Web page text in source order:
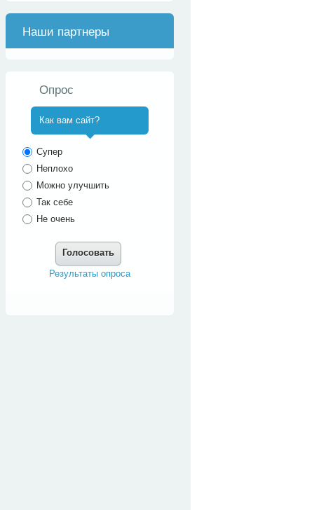
Наши партнеры
Опрос
Как вам сайт?
Супер
Неплохо
Можно улучшить
Так себе
Не очень
Голосовать
Результаты опроса